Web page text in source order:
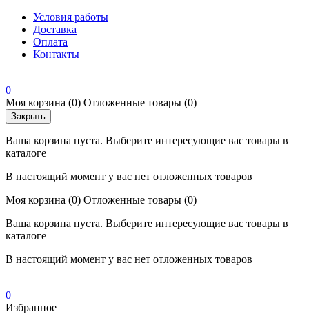
Условия работы
Доставка
Оплата
Контакты
0
Моя корзина (0) Отложенные товары (0)
Закрыть
Ваша корзина пуста. Выберите интересующие вас товары в
каталоге
В настоящий момент у вас нет отложенных товаров
Моя корзина (0) Отложенные товары (0)
Ваша корзина пуста. Выберите интересующие вас товары в
каталоге
В настоящий момент у вас нет отложенных товаров
0
Избранное